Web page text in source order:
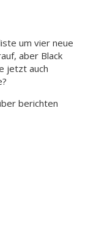
um vier neue
aber Black
jetzt auch
berichten